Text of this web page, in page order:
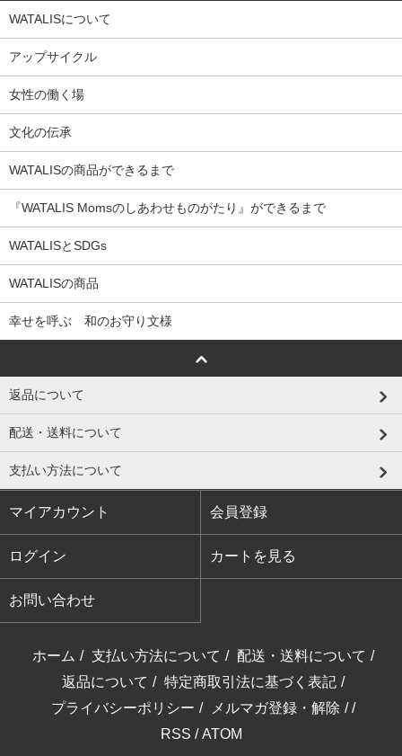
WATALISについて
アップサイクル
女性の働く場
文化の伝承
WATALISの商品ができるまで
『WATALIS Momsのしあわせものがたり』ができるまで
WATALISとSDGs
WATALISの商品
幸せを呼ぶ 和のお守り文様
返品について
配送・送料について
支払い方法について
マイアカウント 会員登録
ログイン カートを見る
お問い合わせ
ホーム / 支払い方法について / 配送・送料について /
返品について / 特定商取引法に基づく表記 /
プライバシーポリシー / メルマガ登録・解除 / /
RSS /ATOM